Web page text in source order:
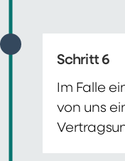
Schritt 6
Im Falle
von uns